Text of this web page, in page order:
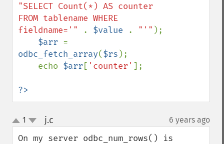
"SELECT Count(*) AS counter
FROM tablename WHERE
fieldname='"
. $value . "'" );
$arr
odbc_fetch_array($rs );
    echo
$arr [ 'counter' ];
?>
up
down
1 j.c 6 years ago
On my server odbc_num_rows() is